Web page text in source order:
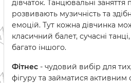
дівчаток. Танцювальні
розвивають музичність та
емоцій. Тут кожна дівчинка
класичний балет, сучасні
багато іншого.
Фітнес - чудовий вибір для
фігуру та займатися активним